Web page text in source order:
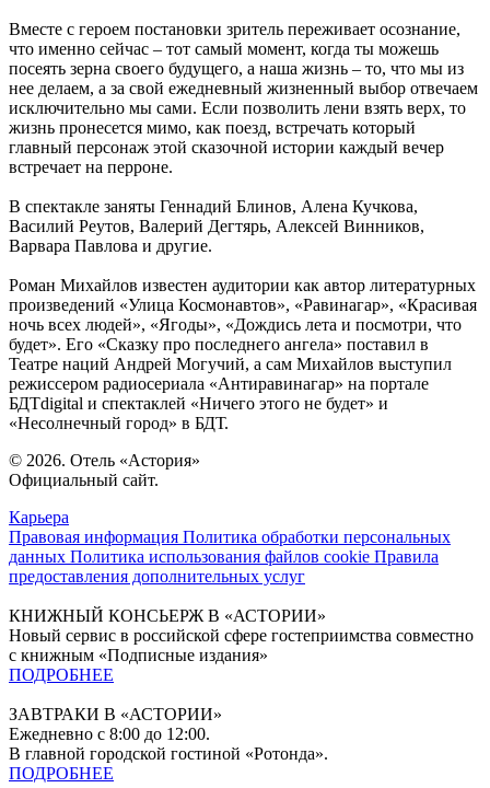
Вместе с героем постановки зритель переживает осознание,
что именно сейчас – тот самый момент, когда ты можешь
посеять зерна своего будущего, а наша жизнь – то, что мы из
нее делаем, а за свой ежедневный жизненный выбор отвечаем
исключительно мы сами. Если позволить лени взять верх, то
жизнь пронесется мимо, как поезд, встречать который
главный персонаж этой сказочной истории каждый вечер
встречает на перроне.
В спектакле заняты Геннадий Блинов, Алена Кучкова,
Василий Реутов, Валерий Дегтярь, Алексей Винников,
Варвара Павлова и другие.
Роман Михайлов известен аудитории как автор литературных
произведений «Улица Космонавтов», «Равинагар», «Красивая
ночь всех людей», «Ягоды», «Дождись лета и посмотри, что
будет». Его «Сказку про последнего ангела» поставил в
Театре наций Андрей Могучий, а сам Михайлов выступил
режиссером радиосериала «Антиравинагар» на портале
БДТdigital и спектаклей «Ничего этого не будет» и
«Несолнечный город» в БДТ.
© 2026. Отель «Астория»
Официальный сайт.
Карьера
Правовая информация Политика обработки персональных
данных Политика использования файлов cookie Правила
предоставления дополнительных услуг
КНИЖНЫЙ КОНСЬЕРЖ В «АСТОРИИ»
Новый сервис в российской сфере гостеприимства совместно
с книжным «Подписные издания»
ПОДРОБНЕЕ
ЗАВТРАКИ В «АСТОРИИ»
Ежедневно с 8:00 до 12:00.
В главной городской гостиной «Ротонда».
ПОДРОБНЕЕ